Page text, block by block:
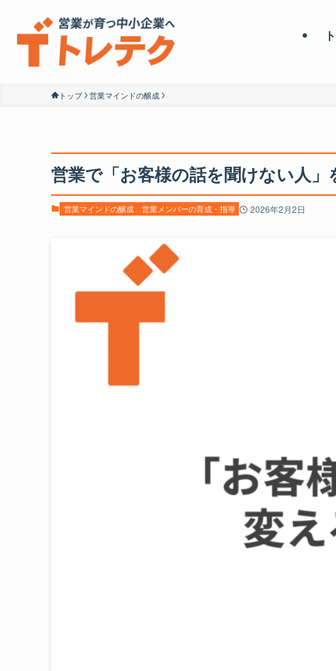
トップ 営業マインドの醸成
営業で「お客様の話を聞けない人
営業マインドの醸成 営業メンバーの育成・指導 2026年2月2日